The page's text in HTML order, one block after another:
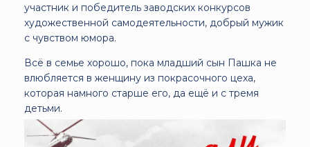
участник и победитель заводских конкурсов
художественной самодеятельности, добрый мужик
с чувством юмора.
Всё в семье хорошо, пока младший сын Пашка не
влюбляется в женщину из покрасочного цеха,
которая намного старше его, да ещё и с тремя
детьми.